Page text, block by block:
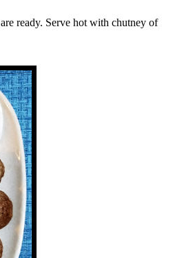
are ready. Serve hot with chutney of